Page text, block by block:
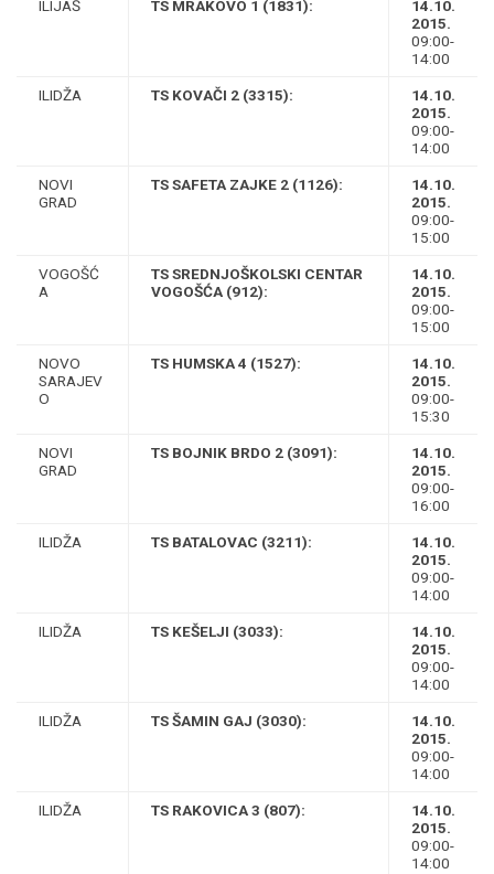
ILIJAŠ TS MRAKOVO 1 (1831):
14.10.
2015.
09:00-
14:00
ILIDŽA TS KOVAČI 2 (3315):
14.10.
2015.
09:00-
14:00
NOVI
GRAD
TS SAFETA ZAJKE 2 (1126):
14.10.
2015.
09:00-
15:00
VOGOŠĆ
A
TS SREDNJOŠKOLSKI CENTAR
VOGOŠĆA (912):
14.10.
2015.
09:00-
15:00
NOVO
SARAJEV
O
TS HUMSKA 4 (1527):
14.10.
2015.
09:00-
15:30
NOVI
GRAD
TS BOJNIK BRDO 2 (3091):
14.10.
2015.
09:00-
16:00
ILIDŽA TS BATALOVAC (3211):
14.10.
2015.
09:00-
14:00
ILIDŽA TS KEŠELJI (3033):
14.10.
2015.
09:00-
14:00
ILIDŽA TS ŠAMIN GAJ (3030):
14.10.
2015.
09:00-
14:00
ILIDŽA TS RAKOVICA 3 (807):
14.10.
2015.
09:00-
14:00